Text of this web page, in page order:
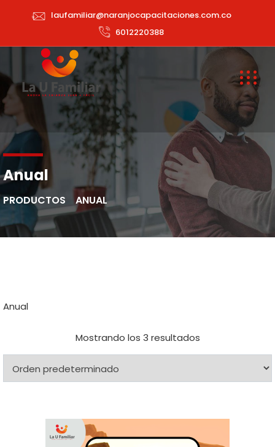
laufamiliar@naranjocapacitaciones.com.co
6012220388
Anual
PRODUCTOS ANUAL
Anual
Mostrando los 3 resultados